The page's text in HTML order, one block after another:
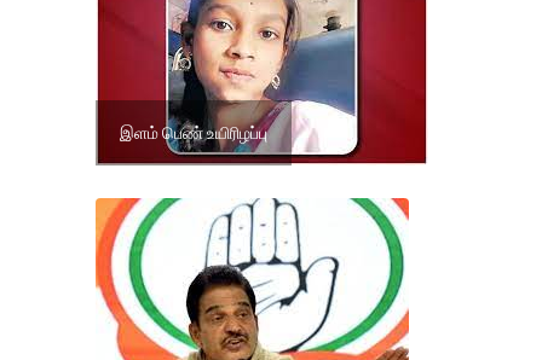
இளம் பெண் உயிரிழப்பு